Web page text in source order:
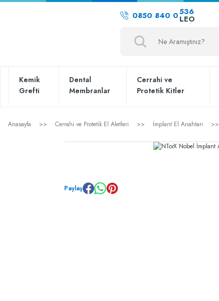
0850 840 0536
LEO
Kemik
Grefti
Dental
Membranlar
Cerrahi ve
Protetik Kitler
Anasayfa Cerrahi ve Protetik El Aletleri İmplant El Anahtarı
Paylaş